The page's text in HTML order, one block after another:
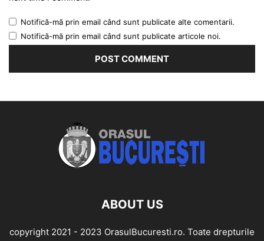
Notifică-mă prin email când sunt publicate alte comentarii.
Notifică-mă prin email când sunt publicate articole noi.
ABOUT US
copyright 2021 - 2023 OrasulBucuresti.ro. Toate drepturile